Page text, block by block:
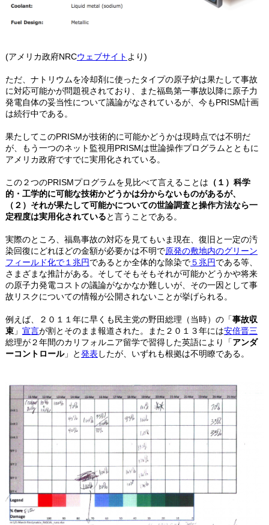
(アメリカ政府NRCウェブサイト より)
ただ、ナトリウムを冷却剤に使ったタイプの原子炉は果たして事故
に対応可能かが問題視されており、また福島第一事故以降に原子力
発電自体の妥当性について議論がなされているが、今もPRISM計画
は続行中である。
果たしてこのPRISMが技術的に可能かどうかは現時点では不明だ
が、もう一つのネット監視用PRISMは世論操作プログラムとともに
アメリカ政府ですでに実用化されている。
この２つのPRISMプログラムを見比べて言えることは （１）科学
的・工学的に可能な技術かどうかは分からないものがあるが、
（２）それが果たして可能かについての世論調査と操作方法なら一
定程度は実用化されていると言うことである。
実際のところ、福島事故の対応を見てもいま現在、復旧と一定の汚
染回復にどれほどの金額が必要かは不明で原発の敷地内のグリーン
フィールド化で１兆円であるとか全体的な除染で５兆円である等、
さまざまな推計がある。そしてそもそもそれが可能かどうかや将来
の原子力発電コストの議論がなかなか難しいが、その一因として事
故リスクについての情報が公開されないことが挙げられる。
例えば、２０１１年に早くも民主党の野田総理（当時）の「事故収
束 」 宣言が割とそのまま報道された。また２０１３年には安倍晋三
総理が２年間のカリフォルニア留学で習得した英語により「アンダ
ーコントロール」と発表したが、いずれも根拠は不明瞭である。